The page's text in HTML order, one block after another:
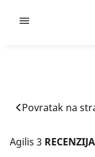
Povratak na
Agilis 3